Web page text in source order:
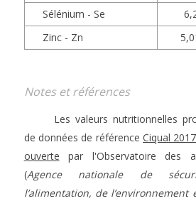
Sélénium - Se
Zinc - Zn
Notes et références
Les valeurs nutritionnelles
de données de référence Ciqual 2017
ouverte par l'Observatoire des
(Agence nationale de
l’alimentation, de